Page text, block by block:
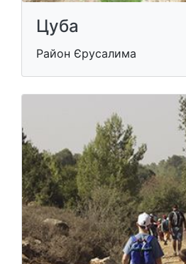
Цуба
Район Єрусалима